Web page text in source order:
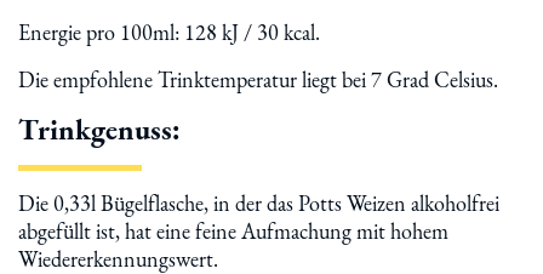
Energie pro 100ml: 128 kJ / 30 kcal.
Die empfohlene Trinktemperatur liegt bei 7 Grad Celsius.
Trinkgenuss:
Die 0,33l Bügelflasche, in der das Potts Weizen alkoholfrei
abgefüllt ist, hat eine feine Aufmachung mit hohem
Wiedererkennungswert.